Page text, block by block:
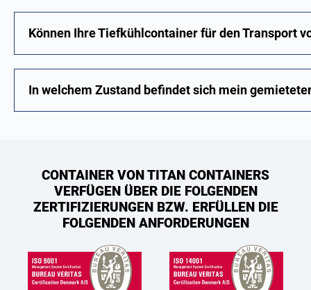
Können Ihre Tiefkühlcontainer für den Transport
In welchem Zustand befindet sich mein
CONTAINER VON TITAN CONTAINERS
VERFÜGEN ÜBER DIE FOLGENDEN
ZERTIFIZIERUNGEN BZW. ERFÜLLEN DIE
FOLGENDEN ANFORDERUNGEN